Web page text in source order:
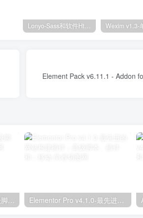
Lonyo-Sass和软件Html模板 Wexim v1.3-
独立分析专业版2.9.1；高级脚本、插件和；手机